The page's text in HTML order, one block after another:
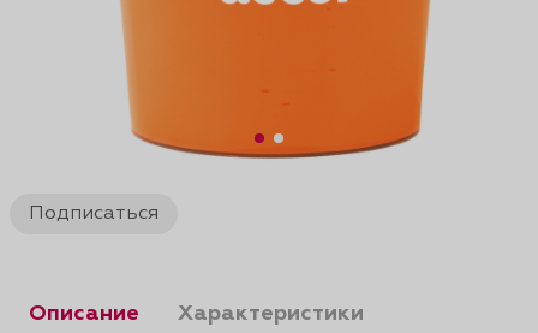
Подписаться
Описание Характеристики